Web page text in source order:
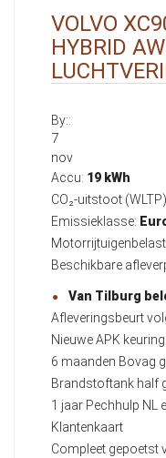
VOLVO
HYBRID
By::
7
nov
Accu: 19 kWh
CO₂-uitstoot
Emissieklasse:
Beschikbare
Van Tilburg
Afleveringsbeurt
Nieuwe APK keuring
6 maanden Bovag
Brandstoftank half
1 jaar Pechhulp NL
Klantenkaart
Compleet gepoetst